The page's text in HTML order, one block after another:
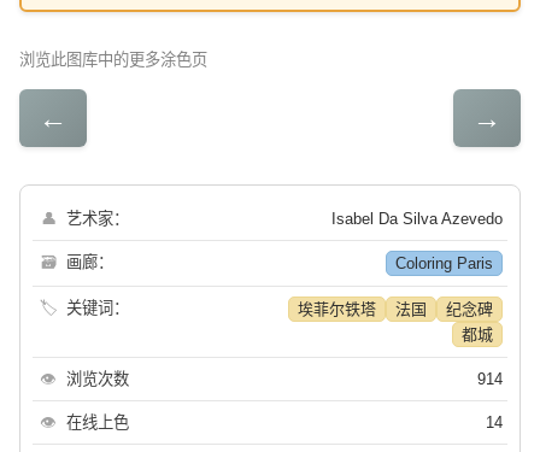
浏览此图库中的更多涂色页
← →
👤 艺术家： Isabel Da Silva Azevedo
🗃 画廊： Coloring Paris
🏷 关键词： 埃菲尔铁塔 法国
纪念碑
都城
👁 浏览次数 914
👁 在线上色 14